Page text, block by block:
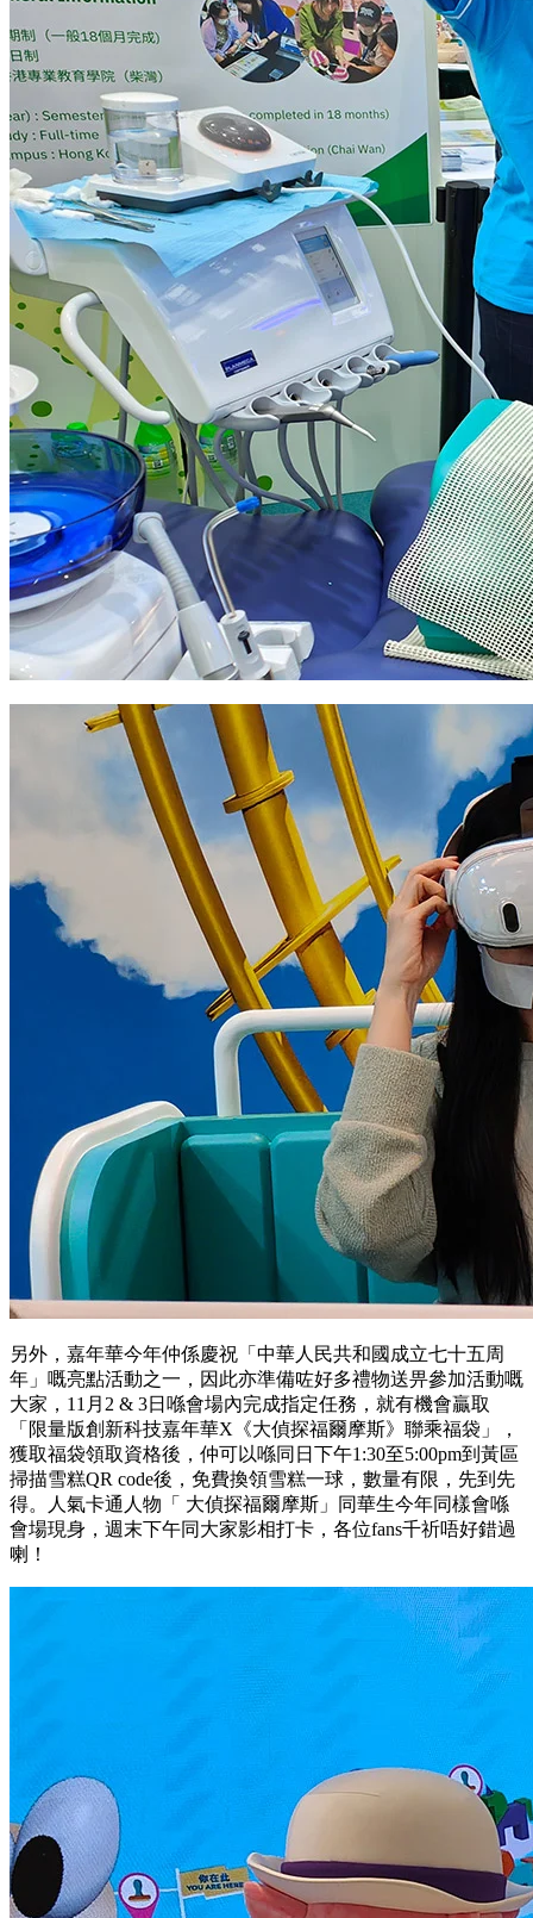
另外，嘉年華今年仲係慶祝「中華人民共和國成立七十五周
年」嘅亮點活動之一，因此亦準備咗好多禮物送畀參加活動嘅
大家，11月2 & 3日喺會場內完成指定任務，就有機會贏取
「限量版創新科技嘉年華X《大偵探福爾摩斯》聯乘福袋」，
獲取福袋領取資格後，仲可以喺同日下午1:30至5:00pm到黃區
掃描雪糕QR code後，免費換領雪糕一球，數量有限，先到先
得。人氣卡通人物「 大偵探福爾摩斯」同華生今年同樣會喺
會場現身，週末下午同大家影相打卡，各位fans千祈唔好錯過
喇！